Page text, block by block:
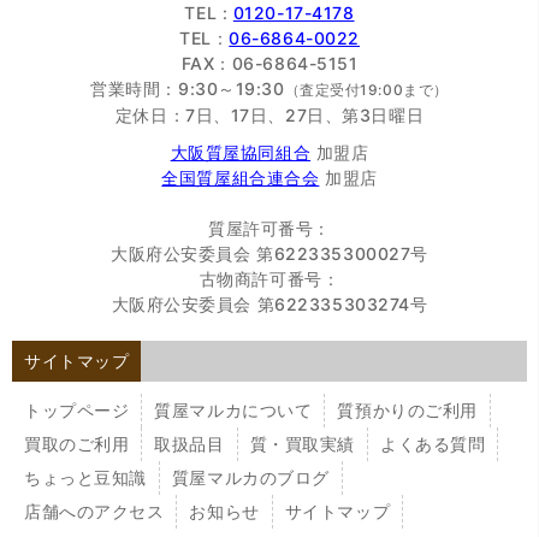
TEL : 0120-17-4178
TEL：06-6864-0022
FAX：06-6864-5151
営業時間：9:30～19:30 （査定受付19:00まで）
定休日：7日、17日、27日、第3日曜日
大阪質屋協同組合 加盟店
全国質屋組合連合会 加盟店
質屋許可番号：
大阪府公安委員会 第622335300027号
古物商許可番号：
大阪府公安委員会 第622335303274号
サイトマップ
トップページ 質屋マルカについて
質預かりのご利用
買取のご利用
取扱品目 質・買取実績
よくある質問
ちょっと豆知識
質屋マルカのブログ
店舗へのアクセス
お知らせ
サイトマップ